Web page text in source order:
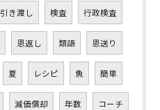
引き渡し 検査 行政検査
恩返し 類語 恩送り
夏 レシピ 魚 簡単
減価償却 年数 コーチ